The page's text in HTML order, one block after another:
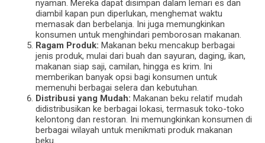
nyaman. Mereka dapat disimpan dalam lemari es dan
diambil kapan pun diperlukan, menghemat waktu
memasak dan berbelanja. Ini juga memungkinkan
konsumen untuk menghindari pemborosan makanan.
Ragam Produk: Makanan beku mencakup berbagai
jenis produk, mulai dari buah dan sayuran, daging, ikan,
makanan siap saji, camilan, hingga es krim. Ini
memberikan banyak opsi bagi konsumen untuk
memenuhi berbagai selera dan kebutuhan.
Distribusi yang Mudah: Makanan beku relatif mudah
didistribusikan ke berbagai lokasi, termasuk toko-toko
kelontong dan restoran. Ini memungkinkan konsumen di
berbagai wilayah untuk menikmati produk makanan
beku.